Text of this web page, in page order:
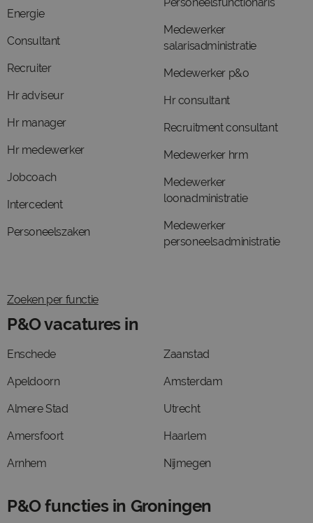
Energie
Consultant
Recruiter
Hr adviseur
Hr manager
Hr medewerker
Jobcoach
Intercedent
Personeelszaken
Medewerker
salarisadministratie
Medewerker p&o
Hr consultant
Recruitment consultant
Medewerker hrm
Medewerker
loonadministratie
Medewerker
personeelsadministratie
Zoeken per functie
P&O vacatures in
Enschede
Apeldoorn
Almere Stad
Amersfoort
Arnhem
Zaanstad
Amsterdam
Utrecht
Haarlem
Nijmegen
P&O functies in Groningen